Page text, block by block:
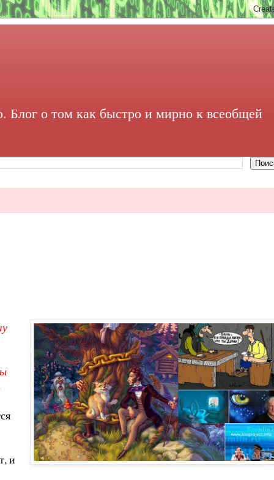
Блог о том как быстро и мирно к всеобщей
и